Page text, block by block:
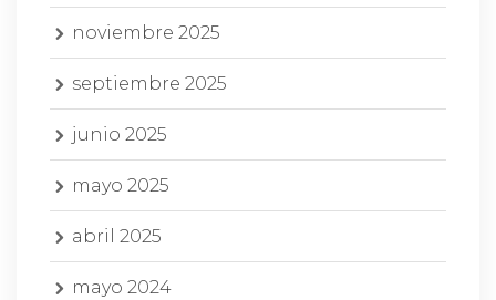
noviembre 2025
septiembre 2025
junio 2025
mayo 2025
abril 2025
mayo 2024